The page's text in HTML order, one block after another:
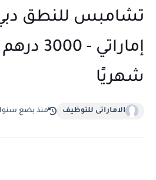
إماراتي -
شهريًا
الاماراتى للتوظيف منذ بضع